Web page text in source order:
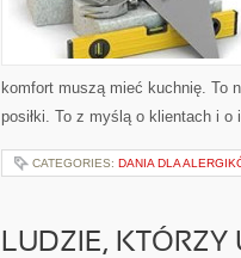
komfort muszą mieć kuchnię. To
posiłki. To z myślą o klientach i
CATEGORIES: DANIA DLA
LUDZIE, KTÓRZY